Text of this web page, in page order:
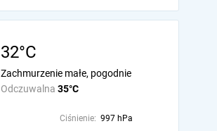
32°C
Odczuwalna 35°C
Zachmurzenie małe, pogodnie
Ciśnienie: 997 hPa